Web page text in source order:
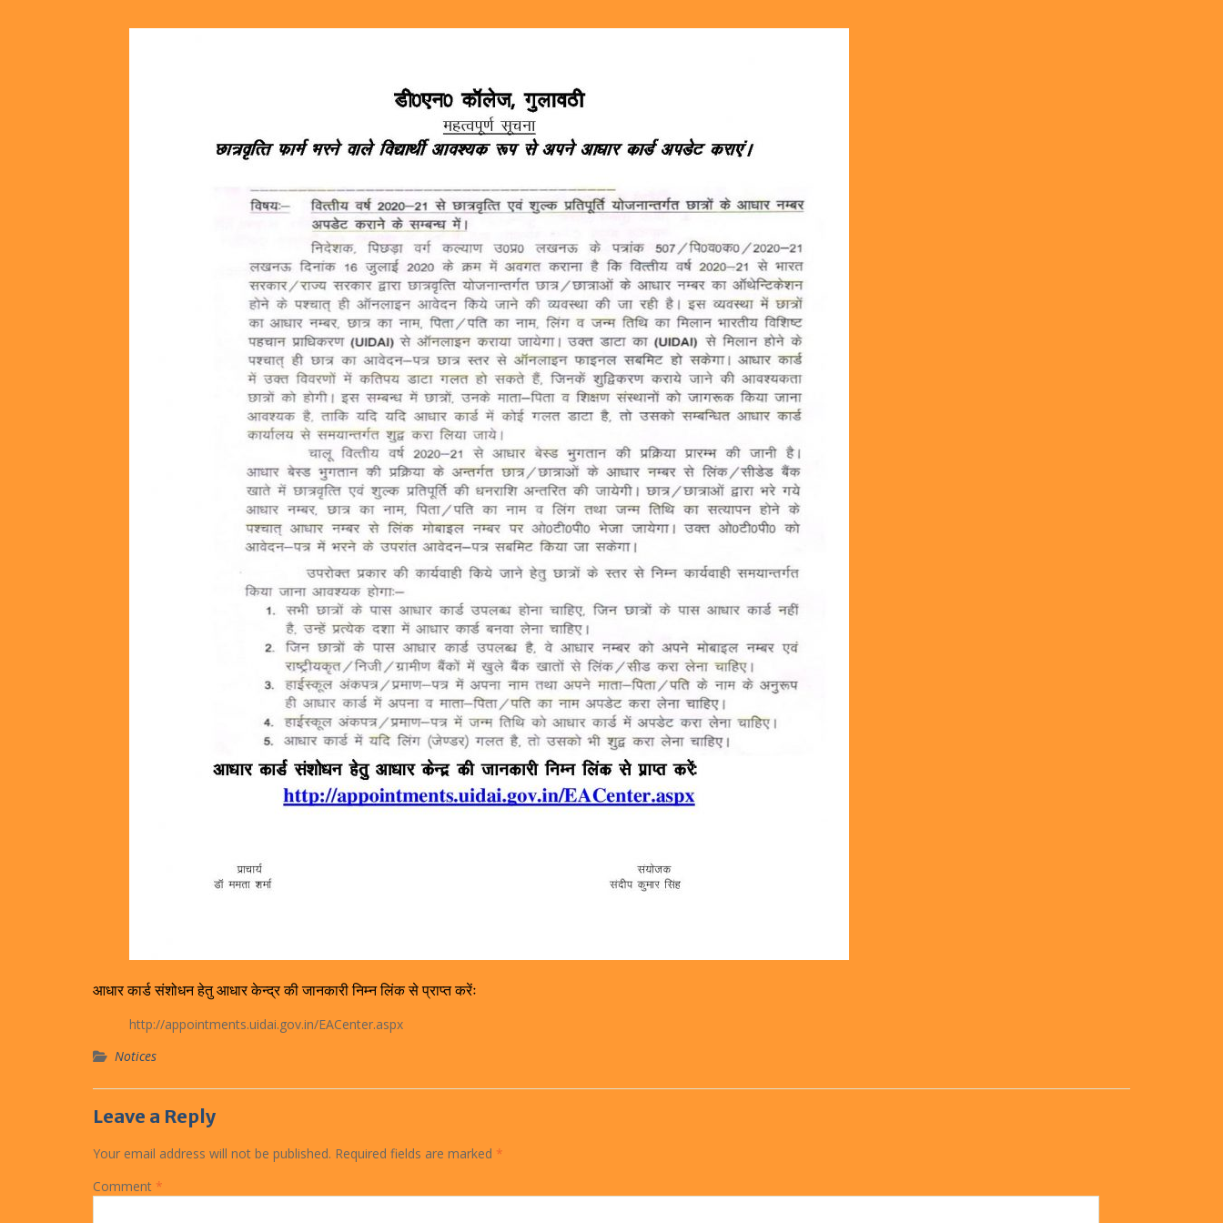
आधार कार्ड संशोधन हेतु आधार केन्द्र की जानकारी निम्न लिंक से प्राप्त करेंः
http://appointments.uidai.gov.in/EACenter.aspx
Notices
Leave a Reply
Your email address will not be published. Required fields are marked *
Comment *